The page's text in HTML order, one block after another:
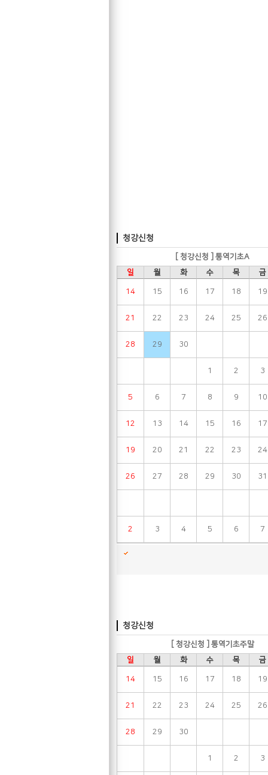
청강신청
[ 청강신청 ] 통역기초A
일
월 화 수 목 금
14 15 16 17 18 19
21 22 23 24 25 26
28 29 30
1 2 3
5 6 7 8 9 10
12 13 14 15 16 17
19 20 21 22 23 24
26 27 28 29 30 31
2 3 4 5 6 7
청강신청
[ 청강신청 ] 통역기초주말
일
월 화 수 목 금
14 15 16 17 18 19
21 22 23 24 25 26
28 29 30
1 2 3